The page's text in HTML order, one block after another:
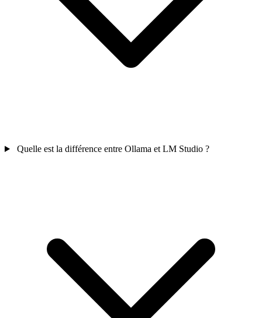
Quelle est la différence entre Ollama et LM Studio ?